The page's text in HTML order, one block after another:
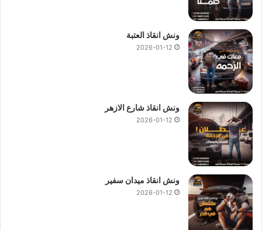
ونش انقاذ العتبة
2026-01-12
ونش انقاذ شارع الازهر
2026-01-12
ونش انقاذ ميدان سفير
2026-01-12